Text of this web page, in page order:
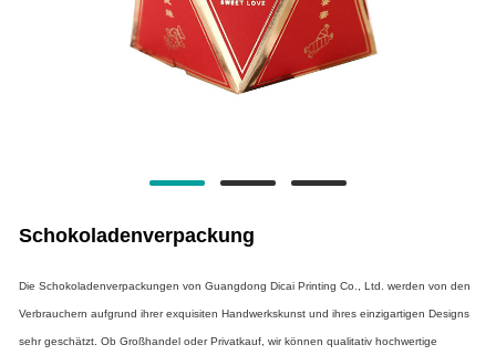
Schokoladenverpackung
Die Schokoladenverpackungen von Guangdong Dicai Printing Co., Ltd. werden von den
Verbrauchern aufgrund ihrer exquisiten Handwerkskunst und ihres einzigartigen Designs
sehr geschätzt. Ob Großhandel oder Privatkauf, wir können qualitativ hochwertige